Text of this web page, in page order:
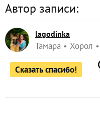
Автор записи:
lagodinka
Тамара Хорол
Сказать спасибо!